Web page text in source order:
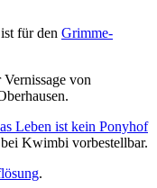
für den Grimme-
von
Leben ist kein Ponyhof
Kwimbi vorbestellbar.
.